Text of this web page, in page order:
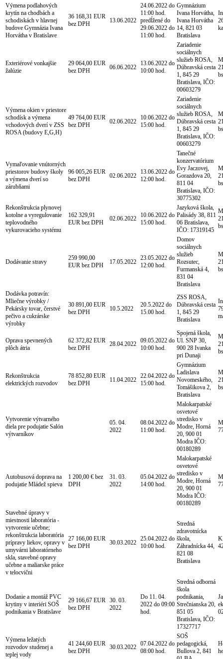
Výmena podlahových
krytín na chodbách a
schodiskách v hlavnej
budove Gymnázia Ivana
Horvátha v Bratislave
36 168,31 EUR
bez DPH
13.06.2022
24.06.2022 do
11:00 hod.
predĺžené do
29.06.2022 do
11:00 hod.
Gymnázium
Ivana Horvátha,
Ivana Horvátha
14, 821 03
Bratislava
Exteriérové vonkajšie
žalúzie
29 064,00 EUR
bez DPH
06.06.2022
13.06.2022 do
10:00 hod.
Zariadenie
sociálnych
služieb ROSA,
Dúbravská cesta
1, 845 29
Bratislava, IČO:
00603279
Výmena okien v priestore
schodísk a výmena
vchodových dverí v ZSS
ROSA (budovy E,G,H)
49 764,00 EUR
bez DPH
02.06.2022
10.06.2022 do
15:00 hod.
Zariadenie
sociálnych
služieb ROSA,
Dúbravská cesta
1, 845 29
Bratislava, IČO:
00603279
Vymaľovanie vnútorných
priestorov budovy školy
a výmena dverí so
zárubňami
96 005,26 EUR
bez DPH
02.06.2022
13.06.2022 do
12:00 hod.
Tanečné
konzervatórium
Evy Jaczovej,
Gorazdova 20,
811 04
Bratislava, IČO:
30775302
Rekonštrukcia plynovej
kotolne a vyregulovanie
teplovodného
vykurovacieho systému
162 329,91
EUR bez DPH
02.06.2022
10.06.2022 do
15:00 hod.
Jazyková škola,
Palisády 38, 811
06 Bratislava,
IČO: 17319145
Dodávanie stravy
259 990,00
EUR bez DPH
17.05.2022
23.05.2022 do
12:00 hod.
Domov
sociálnych
služieb
Rozsutec,
Furmanská 4,
831 04
Bratislava
Dodávka potravín:
Mliečne výrobky /
Pekársky tovar, čerstvé
pečivo a cukrárske
výrobky
30 891,00 EUR
bez DPH
10.5.2022
20.5.2022 do
15.00 hod.
ZSS ROSA,
Dúbravská cesta
1, 845 29
Bratislava
Oprava spevnených
plôch átria
62 372,82 EUR
bez DPH
28.04.2022 09.05.2022 do
10:00 hod.
Spojená škola,
Ul. SNP 30,
900 28 Ivanka
pri Dunaji
Rekonštrukcia
elektrických rozvodov
78 852,80 EUR
bez DPH
11.04.2022
22.04.2022 do
15:00 hod.
Gymnázium
Ladislava
Novomeského,
Tomášikova 2,
Bratislava
Vytvorenie výtvarného
diela pre podujatie Salón
výtvarníkov
05. 04.
2022
08.04.2022 do
11:00 hod.
Malokarpatské
osvetové
stredisko v
Modre, Horná
20, 900 01
Modra IČO:
00180289
Autobusová doprava na
podujatie Mládež spieva
1 200,00 € bez
DPH
31. 03.
2022
05.04.2022 do
14:00 hod.
Malokarpatské
osvetové
stredisko v
Modre, Horná
20, 900 01
Modra IČO:
00180289
Stavebné úpravy v
miestnosti laboratória -
vytvorenie učebne;
rekonštrukcia laboratória
prípravy liekov, opravy v
umyvárni laboratórneho
skla, stavebné opravy
učebne a maliarske práce
v telocvični
27 166,00 EUR
bez DPH
30.03.2022
25.04.2022 do
10:00 hod.
Stredná
zdravotnícka
škola,
Záhradnícka 44,
821 08
Bratislava
Dodanie a montáž PVC
krytiny v interiéri SOŠ
podnikania v Bratislave
29 166,67 EUR
bez DPH
30. 03.
2022
Do 11. 04.
2022 do 09:00
hod.
Stredná odborná
škola
podnikania,
Strečnianska 20,
851 05
Bratislava, IČO:
17327717
Výmena ležatých
rozvodov studenej a
teplej vody
41 244,60 EUR
bez DPH
30.03.2022 07.04.2022 do
08:00 hod.
SOŠ
pedagogická,
Bullova 2, 841